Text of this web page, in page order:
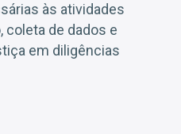
às atividades
coleta de dados e
em diligências